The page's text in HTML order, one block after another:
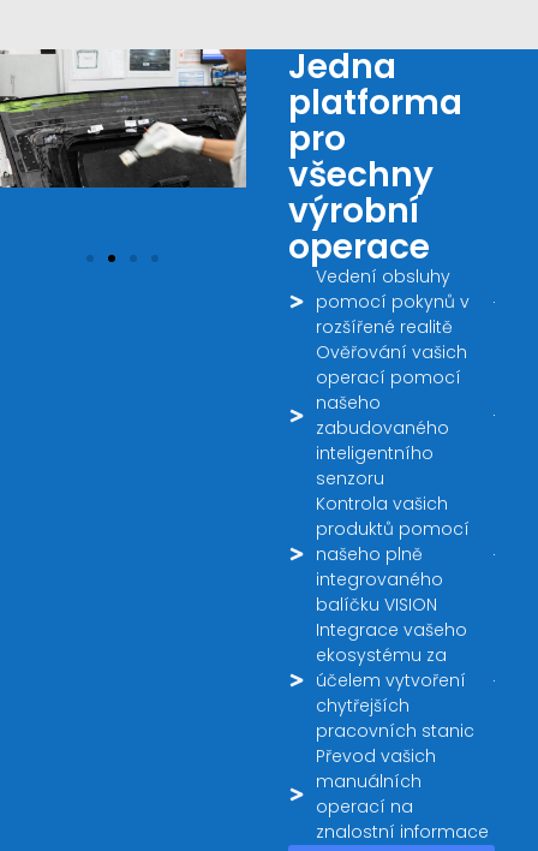
Jedna
platforma
pro
všechny
výrobní
operace
Vedení obsluhy
pomocí pokynů v
rozšířené realitě
Ověřování vašich
operací pomocí
našeho
zabudovaného
inteligentního
senzoru
Kontrola vašich
produktů pomocí
našeho plně
integrovaného
balíčku VISION
Integrace vašeho
ekosystému za
účelem vytvoření
chytřejších
pracovních stanic
Převod vašich
manuálních
operací na
znalostní informace